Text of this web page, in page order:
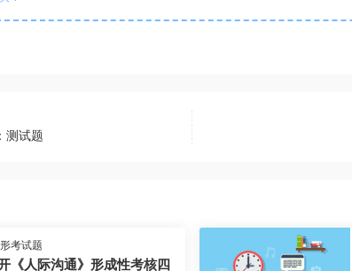
测试题
形考试题
《人际沟通》形成性考核四